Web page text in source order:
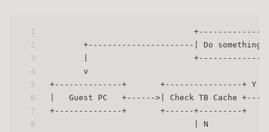
1
2
3
4
5
6
7
8
+----------------------| Do something
|
v
+--------------+       +----------------+ Y
|   Guest PC   +------>| Check TB Cache
+--------------+       +------+---------
| N